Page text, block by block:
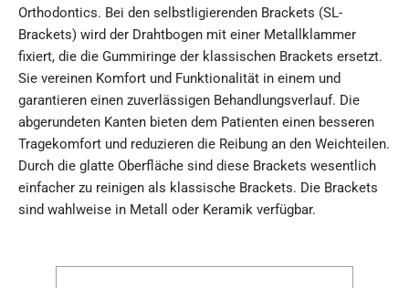
Orthodontics. Bei den selbstligierenden Brackets (SL-
Brackets) wird der Drahtbogen mit einer Metallklammer
fixiert, die die Gummiringe der klassischen Brackets ersetzt.
Sie vereinen Komfort und Funktionalität in einem und
garantieren einen zuverlässigen Behandlungsverlauf. Die
abgerundeten Kanten bieten dem Patienten einen besseren
Tragekomfort und reduzieren die Reibung an den Weichteilen.
Durch die glatte Oberfläche sind diese Brackets wesentlich
einfacher zu reinigen als klassische Brackets. Die Brackets
sind wahlweise in Metall oder Keramik verfügbar.